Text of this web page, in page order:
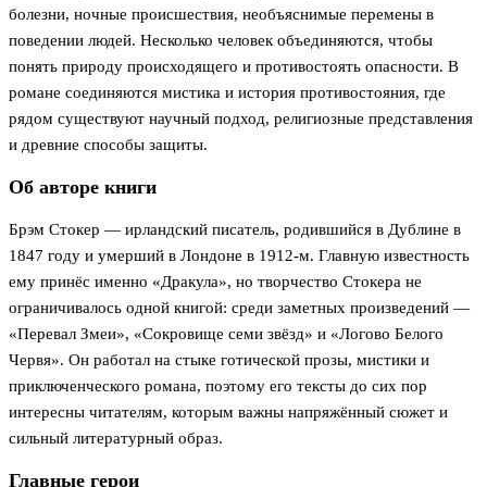
болезни, ночные происшествия, необъяснимые перемены в
поведении людей. Несколько человек объединяются, чтобы
понять природу происходящего и противостоять опасности. В
романе соединяются мистика и история противостояния, где
рядом существуют научный подход, религиозные представления
и древние способы защиты.
Об авторе книги
Брэм Стокер — ирландский писатель, родившийся в Дублине в
1847 году и умерший в Лондоне в 1912-м. Главную известность
ему принёс именно «Дракула», но творчество Стокера не
ограничивалось одной книгой: среди заметных произведений —
«Перевал Змеи», «Сокровище семи звёзд» и «Логово Белого
Червя». Он работал на стыке готической прозы, мистики и
приключенческого романа, поэтому его тексты до сих пор
интересны читателям, которым важны напряжённый сюжет и
сильный литературный образ.
Главные герои